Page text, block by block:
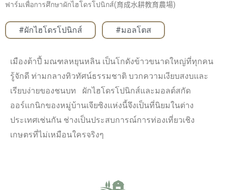
ฟาร์มเพื่อการศึกษาผักไฮโดรโปนิกส์(育成水耕教育農場)
#ผักไฮโดรโปนิกส์ #มอลโตส
เมืองต้าปี้ มณฑลหยุนหลิน เป็นโกดังข้าวขนาดใหญ่ที่ทุกคน
รู้จักดี ท่ามกลางทิวทัศน์ธรรมชาติ บวกความเงียบสงบและ
เรียบง่ายของชนบท ผักไฮโดรโปนิกส์และมอลต์สกัด
ออร์แกนิกของหมู่บ้านเจียซิงแห่งนี้จึงเป็นที่นิยมในต่าง
ประเทศเช่นกัน ช่างเป็นประสบการณ์การท่องเที่ยวเชิง
เกษตรที่ไม่เหมือนใครจริงๆ